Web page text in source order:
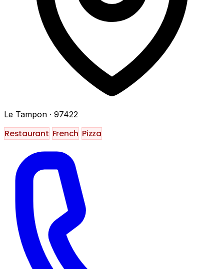
Le Tampon · 97422
Restaurant French Pizza